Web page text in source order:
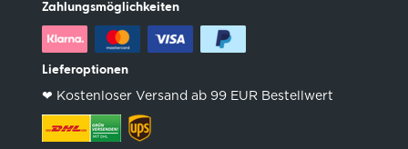
Zahlungsmöglichkeiten
Lieferoptionen
❤︎ Kostenloser Versand ab 99 EUR Bestellwert